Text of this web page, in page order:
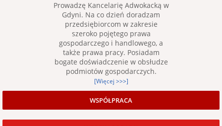
Prowadzę Kancelarię Adwokacką w
Gdyni. Na co dzień doradzam
przedsiębiorcom w zakresie
szeroko pojętego prawa
gospodarczego i handlowego, a
także prawa pracy. Posiadam
bogate doświadczenie w obsłudze
podmiotów gospodarczych.
[Więcej >>>]
WSPÓŁPRACA